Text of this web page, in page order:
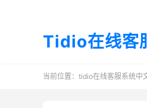
Tidio在线客
当前位置： tidio在线客服系统中